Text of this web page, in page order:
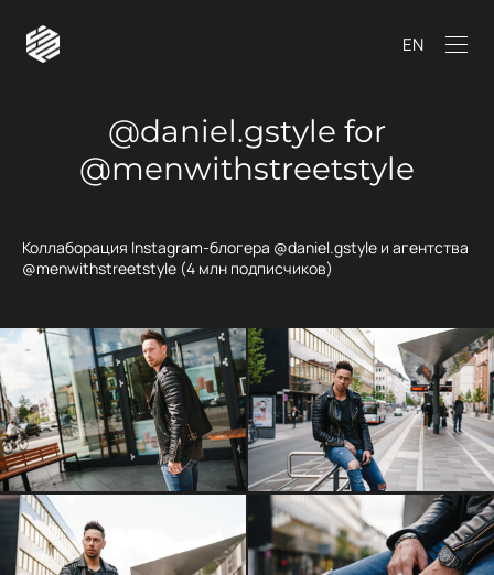
EN
@daniel.gstyle for
@menwithstreetstyle
Коллаборация Instagram-блогера @daniel.gstyle и агентства
@menwithstreetstyle (4 млн подписчиков)